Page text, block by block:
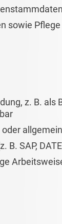
sowie
z. B. als
B. SAP,